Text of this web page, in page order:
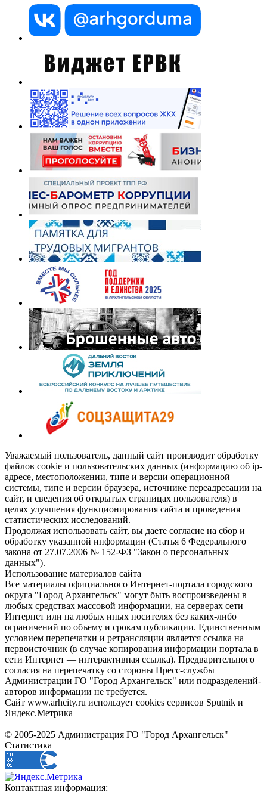
Уважаемый пользователь, данный сайт производит обработку
файлов cookie и пользовательских данных (информацию об ip-
адресе, местоположении, типе и версии операционной
системы, типе и версии браузера, источнике переадресации на
сайт, и сведения об открытых страницах пользователя) в
целях улучшения функционирования сайта и проведения
статистических исследований.
Продолжая использовать сайт, вы даете согласие на сбор и
обработку указанной информации (Статья 6 Федерального
закона от 27.07.2006 № 152-ФЗ "Закон о персональных
данных").
Использование материалов сайта
Все материалы официального Интернет-портала городского
округа "Город Архангельск" могут быть воспроизведены в
любых средствах массовой информации, на серверах сети
Интернет или на любых иных носителях без каких-либо
ограничений по объему и срокам публикации. Единственным
условием перепечатки и ретрансляции является ссылка на
первоисточник (в случае копирования информации портала в
сети Интернет — интерактивная ссылка). Предварительного
согласия на перепечатку со стороны Пресс-службы
Администрации ГО "Город Архангельск" или подразделений-
авторов информации не требуется.
Сайт www.arhcity.ru использует cookies сервисов Sputnik и
Яндекс.Метрика
© 2005-2025 Администрация ГО "Город Архангельск"
Статистика
Контактная информация: